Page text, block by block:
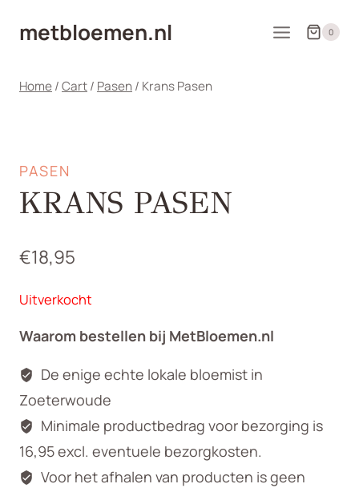
naarmetbloemen.nl 0
Home/Cart/ Pasen/ Krans Pasen
PASEN
KRANS PASEN
€18,95
Uitverkocht
Waarom bestellen bij MetBloemen.nl
De enige echte lokale bloemist in
Zoeterwoude
Minimale productbedrag voor bezorging is
16,95 excl. eventuele bezorgkosten.
Voor het afhalen van producten is geen